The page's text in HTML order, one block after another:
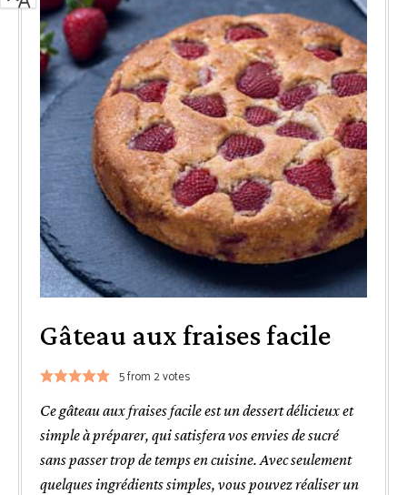
Gâteau aux fraises facile
5from 2votes
Ce gâteau aux fraises facile est un dessert délicieux et
simple à préparer, qui satisfera vos envies de sucré
sans passer trop de temps en cuisine. Avec seulement
quelques ingrédients simples, vous pouvez réaliser un